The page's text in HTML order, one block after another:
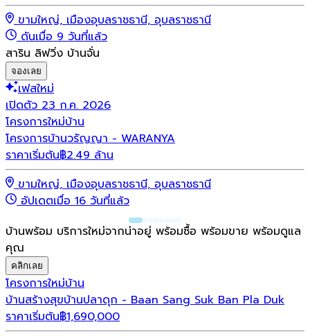
ขามใหญ่, เมืองอุบลราชธานี, อุบลราชธานี
ดันเมื่อ 9 วันที่แล้ว
สาริน ลิฟวิ่ง บ้านจั่น
จองเลย
เฟสใหม่
เปิดตัว 23 ก.ค. 2026
โครงการใหม่บ้าน
โครงการบ้านวรัญญา - WARANYA
ราคาเริ่มต้น฿2.49 ล้าน
ขามใหญ่, เมืองอุบลราชธานี, อุบลราชธานี
อัปเดตเมื่อ 16 วันที่แล้ว
บ้านพร้อม บริการใหม่จากน่าอยู่ พร้อมซื้อ พร้อมขาย พร้อมดูแล
คุณ
คลิกเลย
โครงการใหม่บ้าน
บ้านสร้างสุขบ้านปลาดุก - Baan Sang Suk Ban Pla Duk
ราคาเริ่มต้น฿1,690,000